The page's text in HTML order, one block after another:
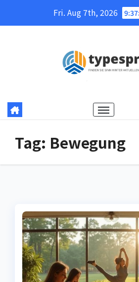
Fri. Aug 7th, 2026
Tag: Bewegung